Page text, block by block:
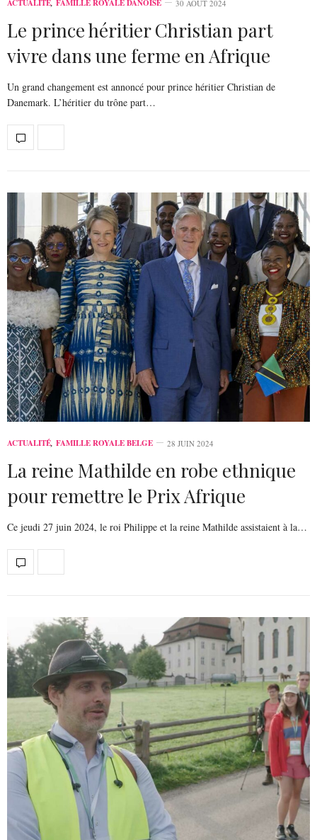
ACTUALITÉ, FAMILLE ROYALE DANOISE 30 AOÛT 2024
Le prince héritier Christian part
vivre dans une ferme en Afrique
Un grand changement est annoncé pour prince héritier Christian de
Danemark. L’héritier du trône part…
ACTUALITÉ, FAMILLE ROYALE BELGE 28 JUIN 2024
La reine Mathilde en robe ethnique
pour remettre le Prix Afrique
Ce jeudi 27 juin 2024, le roi Philippe et la reine Mathilde assistaient à la…